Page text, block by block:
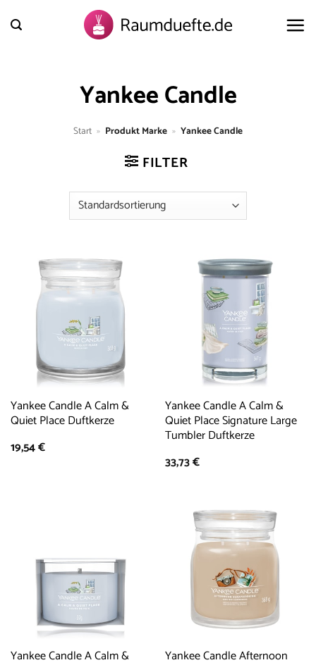
Inhalt
Yankee Candle
Start » Produkt Marke » Yankee Candle
FILTER
Yankee Candle A Calm &
Quiet Place Duftkerze
19,54€
Yankee Candle A Calm &
Quiet Place Signature Large
Tumbler Duftkerze
33,73€
Yankee Candle A Calm & Yankee Candle Afternoon